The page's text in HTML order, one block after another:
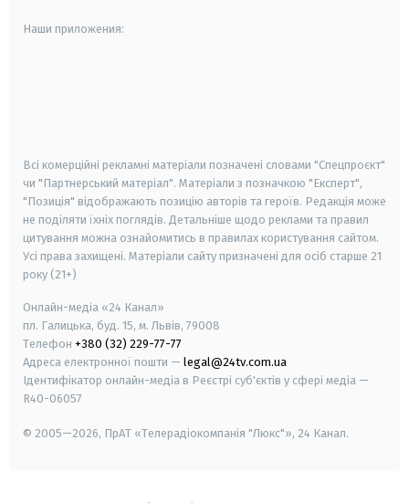
Наши приложения:
Всі комерційні рекламні матеріали позначені словами "Спецпроєкт"
чи "Партнерський матеріал". Матеріали з позначкою "Експерт",
"Позиція" відображають позицію авторів та героїв. Редакція може
не поділяти їхніх поглядів. Детальніше щодо реклами та правил
цитування можна ознайомитись в правилах користування сайтом.
Усі права захищені. Матеріали сайту призначені для осіб старше 21
року (21+)
Онлайн-медіа «24 Канал»
пл. Галицька, буд. 15, м. Львів, 79008
Телефон +380 (32) 229-77-77
Адреса електронної пошти — legal@24tv.com.ua
Ідентифікатор онлайн-медіа в Реєстрі суб'єктів у сфері медіа —
R40-06057
© 2005—2026, ПрАТ «Телерадіокомпанія "Люкс"», 24 Канал.